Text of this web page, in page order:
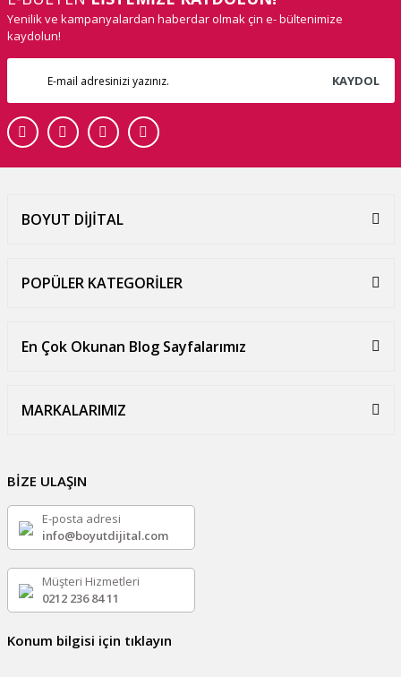
Yenilik ve kampanyalardan haberdar olmak çin e- bültenimize
kaydolun!
KAYDOL
BOYUT DİJİTAL
POPÜLER KATEGORİLER
En Çok Okunan Blog Sayfalarımız
MARKALARIMIZ
BİZE ULAŞIN
E-posta adresi
info@boyutdijital.com
Müşteri Hizmetleri
0212 236 84 11
Konum bilgisi için tıklayın